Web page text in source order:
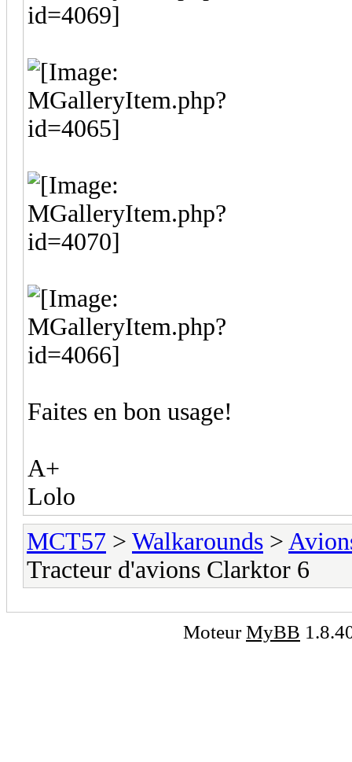
Faites en bon usage!
A+
Lolo
MCT57 > Walkarounds >
Tracteur d'avions Clarktor 6
MoteurMyBB